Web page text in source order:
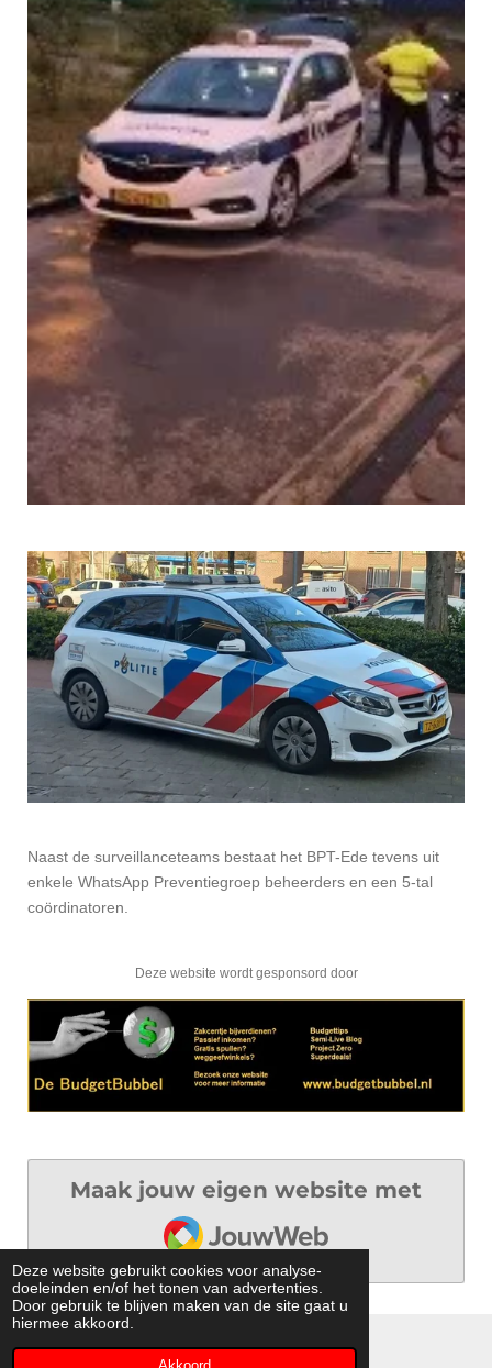
Deze website gebruikt cookies voor analyse-
doeleinden en/of het tonen van advertenties.
Door gebruik te blijven maken van de site gaat u
hiermee akkoord.
Naast de surveillanceteams bestaat het BPT-Ede tevens uit
enkele WhatsApp Preventiegroep beheerders en een 5-tal
coördinatoren.
Deze website wordt gesponsord door
Maak jouw eigen website met
JouwWeb
© 2020-2023 BuurtPreventie Team Ede